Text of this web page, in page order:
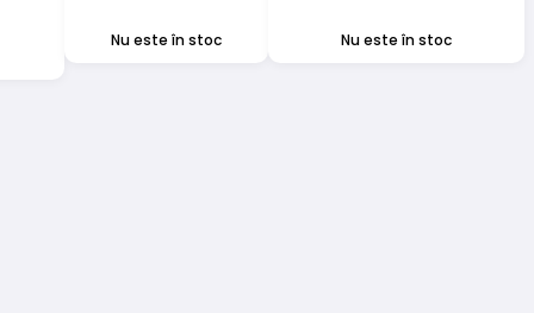
Nu este în stoc Nu este în stoc